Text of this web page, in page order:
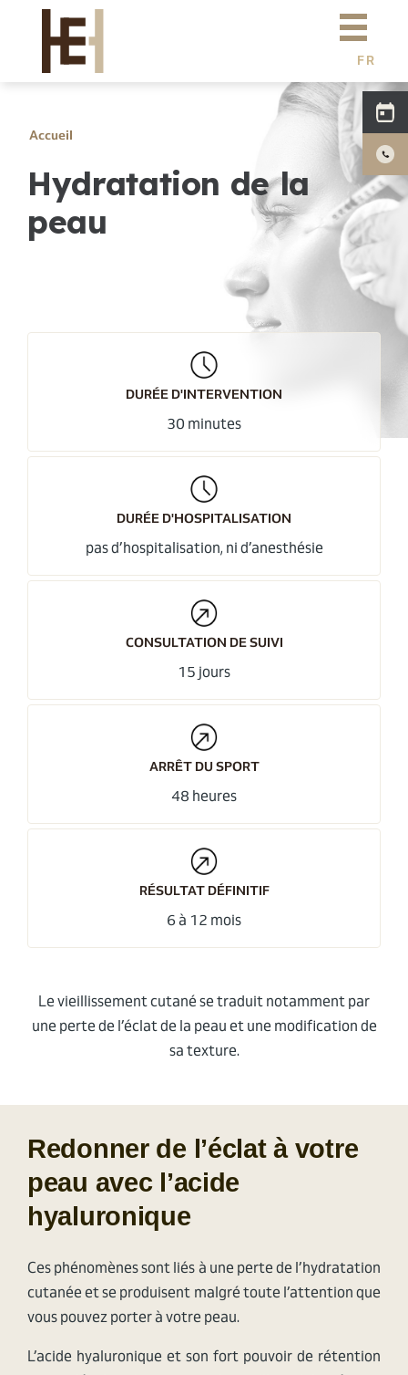
Aller au contenu principal
Dr Eburdery
Chirurgie esthétique
Simulation 3D
Actualités
Tarifs
FR
N
C
Accueil
Hydratation de la
peau
DURÉE D'INTERVENTION
30 minutes
DURÉE D'HOSPITALISATION
pas d’hospitalisation, ni d’anesthésie
CONSULTATION DE SUIVI
15 jours
ARRÊT DU SPORT
48 heures
RÉSULTAT DÉFINITIF
6 à 12 mois
Le vieillissement cutané se traduit notamment par
une perte de l’éclat de la peau et une modification de
sa texture.
Redonner de l’éclat à votre
peau avec l’acide
hyaluronique
Ces phénomènes sont liés à une perte de l’hydratation
cutanée et se produisent malgré toute l’attention que
vous pouvez porter à votre peau.
​L’acide hyaluronique et son fort pouvoir de rétention